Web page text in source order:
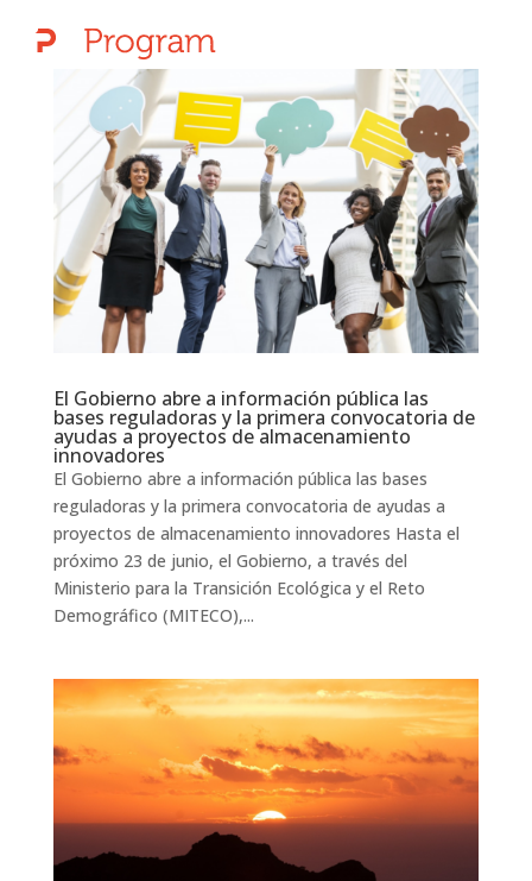
El Gobierno abre a información pública las
bases reguladoras y la primera convocatoria de
ayudas a proyectos de almacenamiento
innovadores
El Gobierno abre a información pública las bases
reguladoras y la primera convocatoria de ayudas a
proyectos de almacenamiento innovadores Hasta el
próximo 23 de junio, el Gobierno, a través del
Ministerio para la Transición Ecológica y el Reto
Demográfico (MITECO),...